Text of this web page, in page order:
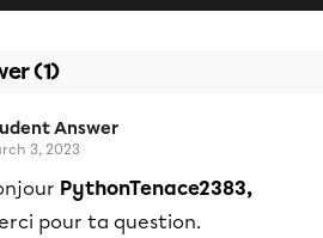
(1)
Answer
3, 2023
PythonTenace2383,
pour ta question.